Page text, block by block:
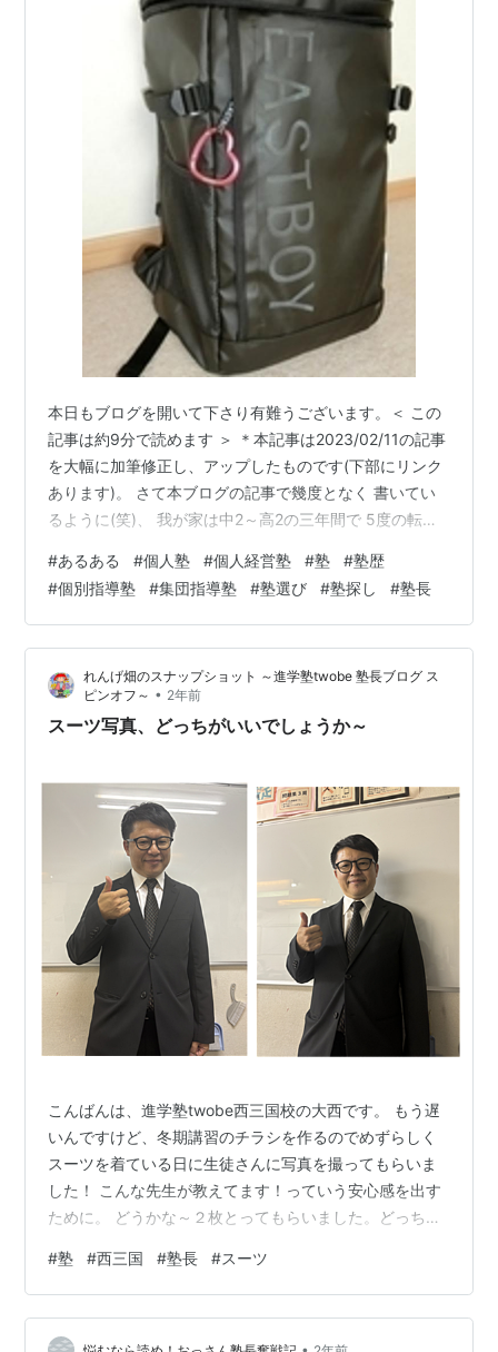
本日もブログを開いて下さり有難うございます。＜ この
記事は約9分で読めます ＞ ＊本記事は2023/02/11の記事
を大幅に加筆修正し、アップしたものです(下部にリンク
あります)。 さて本ブログの記事で幾度となく 書いてい
るように(笑)、 我が家は中2～高2の三年間で 5度の転塾
す。 我が子は一人っ子＆ 私にママ友がいない＆ シーズ
ン度外視の無計画な転塾のため、 兄弟＆紹介＆キャンペ
ーンの 各種割引や特典を使うことなく毎回、 ノーマル入
会金を納めて入塾しました。 お陰で転塾貧乏になりまし
た(涙)。 そんな恥塾歴の時系列は、 中2春～ 集団指導A…
#あるある #個人塾 #個人経営塾 #塾 #塾歴
#個別指導塾 #集団指導塾 #塾選び #塾探し #塾長
れんげ畑のスナップショット ～進学塾twobe 塾長ブログ ス
ピンオフ～ • 2年前
スーツ写真、どっちがいいでしょうか～
こんばんは、進学塾twobe西三国校の大西です。 もう遅
いんですけど、冬期講習のチラシを作るのでめずらしく
スーツを着ている日に生徒さんに写真を撮ってもらいま
した！ こんな先生が教えてます！っていう安心感を出す
ために。 どうかな～２枚とってもらいました。どっちが
前です、１週間前ですし。 まずはワーク！学校のワーク
は３週！って言いたいところなんですけどね、なかなか
うまくいきません。 ちゃんと点数を取っている生徒はや
#塾 #西三国 #塾長 #スーツ